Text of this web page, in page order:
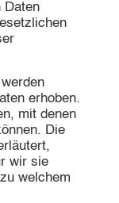
Daten
erhoben.
mit denen
Die
wir sie
welchem